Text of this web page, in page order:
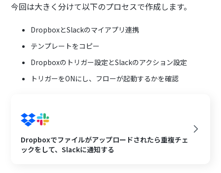
今回は大きく分けて以下のプロセスで作成します。
DropboxとSlackのマイアプリ連携
テンプレートをコピー
Dropboxのトリガー設定とSlackのアクション設定
トリガーをONにし、フローが起動するかを確認
Dropboxでファイルがアップロードされたら重複チェ
ックをして、Slackに通知する